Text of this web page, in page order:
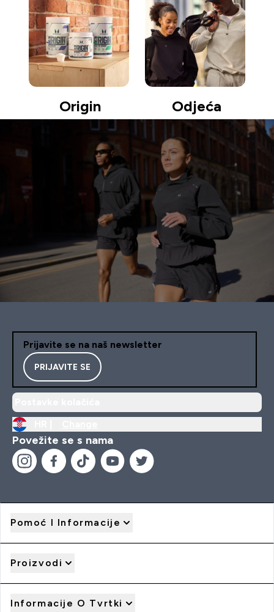
Origin Odjeća
Prijavite se na naš newsletter
PRIJAVITE SE
Povežite se s nama
Pomoć I Informacije
Proizvodi
Informacije O Tvrtki